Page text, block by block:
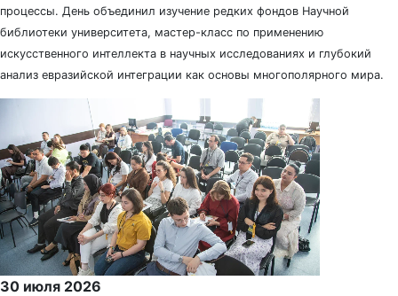
процессы. День объединил изучение редких фондов Научной
библиотеки университета, мастер-класс по применению
искусственного интеллекта в научных исследованиях и глубокий
анализ евразийской интеграции как основы многополярного мира.
30 июля 2026